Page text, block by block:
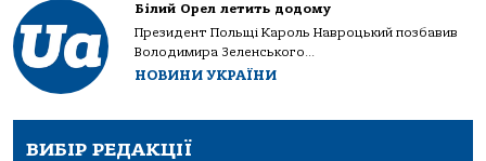
Білий Орел летить додому
Президент Польщі Кароль Навроцький позбавив
Володимира Зеленського...
НОВИНИ УКРАЇНИ
ВИБІР РЕДАКЦІЇ